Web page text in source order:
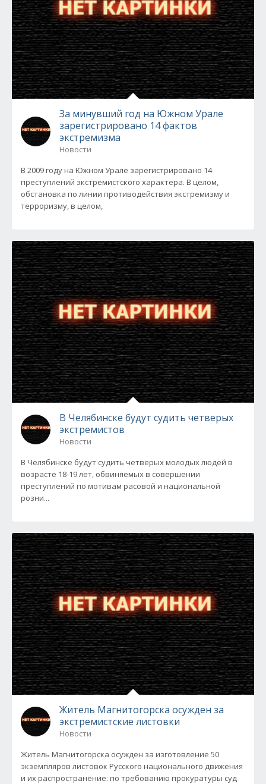
За минувший год на Южном Урале
зарегистрировано 14 фактов
экстремизма
Новости
В 2009 году на Южном Урале зарегистрировано 14
преступлений экстремистского характера. В целом,
обстановка по линии противодействия экстремизму и
терроризму, в целом,
В Челябинске будут судить четверых
экстремистов
Новости
В Челябинске будут судить четверых молодых людей в
возрасте 18-19 лет, обвиняемых в совершении
преступлений по мотивам расовой и национальной
розни...
Житель Магнитогорска осужден за
экстремистские листовки
Новости
Житель Магнитогорска осужден за изготовление 50
экземпляров листовок Русского национального движения
и их распространение: по требованию прокуратуры суд